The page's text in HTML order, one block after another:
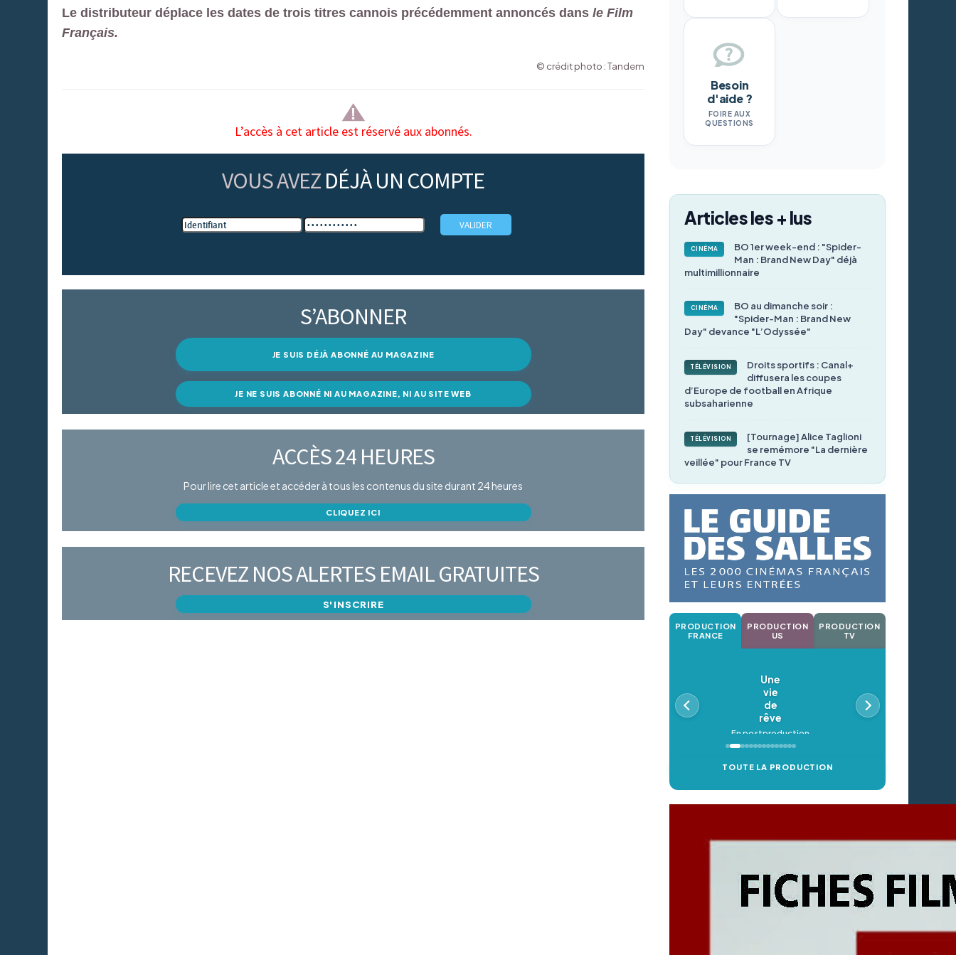
Le distributeur déplace les dates de trois titres cannois précédemment annoncés dans le Film
Français.
© crédit photo : Tandem
L’accès à cet article est réservé aux abonnés.
VOUS AVEZ DÉJÀ UN COMPTE
S’ABONNER
JE SUIS DÉJÀ ABONNÉ AU MAGAZINE
JE NE SUIS ABONNÉ NI AU MAGAZINE, NI AU SITE WEB
ACCÈS 24 HEURES
Pour lire cet article et accéder à tous les contenus du site durant 24 heures
CLIQUEZ ICI
RECEVEZ NOS ALERTES EMAIL GRATUITES
S'INSCRIRE
Besoin
d'aide ?
FOIRE AUX
QUESTIONS
Articles les + lus
CINÉMA
BO 1er week-end : "Spider-
Man : Brand New Day" déjà
multimillionnaire
CINÉMA
BO au dimanche soir :
"Spider-Man : Brand New
Day" devance "L’Odyssée"
TÉLÉVISION
Droits sportifs : Canal+
diffusera les coupes
d’Europe de football en Afrique
subsaharienne
TÉLÉVISION
[Tournage] Alice Taglioni
se remémore "La dernière
veillée" pour France TV
PRODUCTION
FRANCE
PRODUCTION
US
PRODUCTION
TV
Une
vie
de
rêve
En postproduction
TOUTE LA PRODUCTION